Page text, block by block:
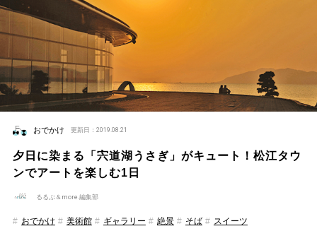
おでかけ 更新日：2019.08.21
夕日に染まる「宍道湖うさぎ」がキュート！松江タウ
ンでアートを楽しむ1日
るるぶ＆more.編集部
おでかけ 美術館 ギャラリー 絶景 そば スイーツ